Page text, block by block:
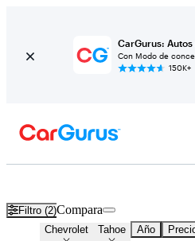
CarGurus:
Con Modo de
150K+
Filtro (2)Compara
Chevrolet Tahoe Año